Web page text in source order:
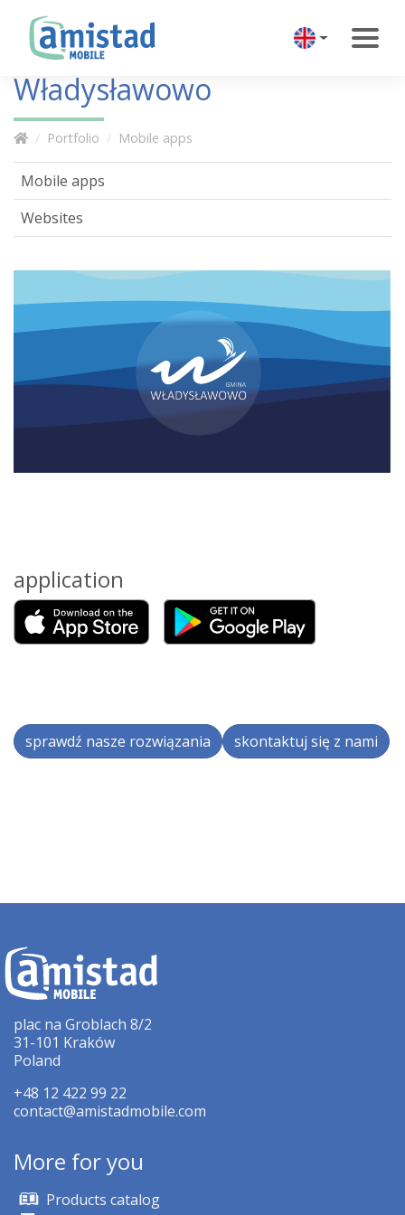
Władysławowo
Portfolio Mobile apps
application
sprawdź nasze rozwiązania skontaktuj się z nami
Mobile apps
Websites
plac na Groblach 8/2
31-101 Kraków
Poland
+48 12 422 99 22
contact@amistadmobile.com
More for you
Products catalog